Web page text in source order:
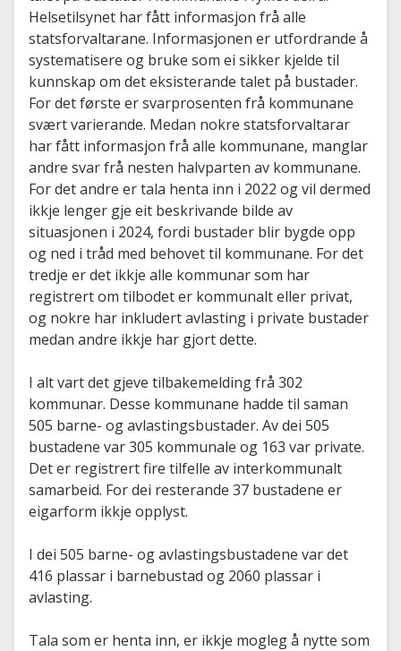
Helsetilsynet har fått informasjon frå alle
statsforvaltarane. Informasjonen er utfordrande å
systematisere og bruke som ei sikker kjelde til
kunnskap om det eksisterande talet på bustader.
For det første er svarprosenten frå kommunane
svært varierande. Medan nokre statsforvaltarar
har fått informasjon frå alle kommunane, manglar
andre svar frå nesten halvparten av kommunane.
For det andre er tala henta inn i 2022 og vil dermed
ikkje lenger gje eit beskrivande bilde av
situasjonen i 2024, fordi bustader blir bygde opp
og ned i tråd med behovet til kommunane. For det
tredje er det ikkje alle kommunar som har
registrert om tilbodet er kommunalt eller privat,
og nokre har inkludert avlasting i private bustader
medan andre ikkje har gjort dette.
I alt vart det gjeve tilbakemelding frå 302
kommunar. Desse kommunane hadde til saman
505 barne- og avlastingsbustader. Av dei 505
bustadene var 305 kommunale og 163 var private.
Det er registrert fire tilfelle av interkommunalt
samarbeid. For dei resterande 37 bustadene er
eigarform ikkje opplyst.
I dei 505 barne- og avlastingsbustadene var det
416 plassar i barnebustad og 2060 plassar i
avlasting.
Tala som er henta inn, er ikkje mogleg å nytte som